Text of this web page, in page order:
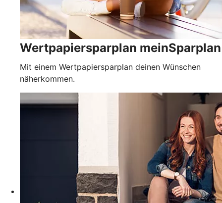
Wertpapiersparplan meinSparplan
Mit einem Wertpapiersparplan deinen Wünschen
näherkommen.